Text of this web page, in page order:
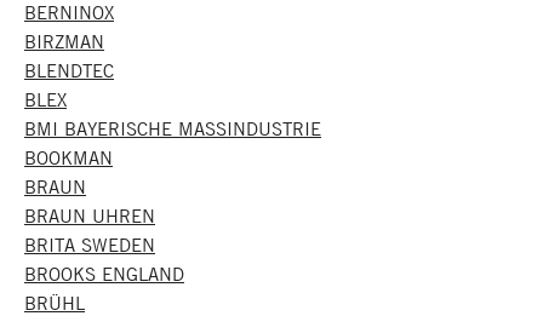
BERNINOX
BIRZMAN
BLENDTEC
BLEX
BMI BAYERISCHE MASSINDUSTRIE
BOOKMAN
BRAUN
BRAUN UHREN
BRITA SWEDEN
BROOKS ENGLAND
BRÜHL